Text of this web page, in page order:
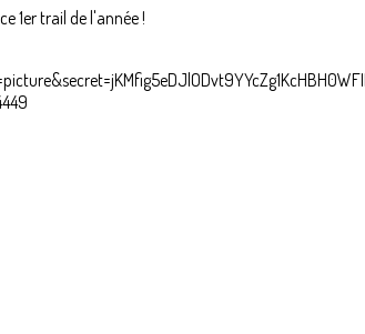
1er trail de l'année !